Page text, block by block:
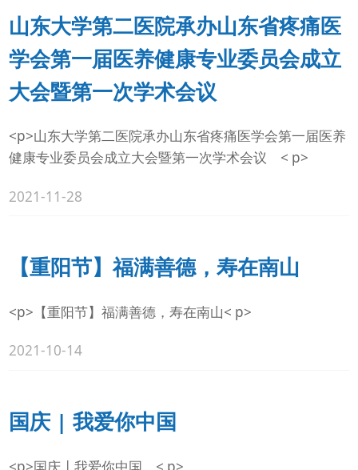
山东大学第二医院承办山东省疼痛医
学会第一届医养健康专业委员会成立
大会暨第一次学术会议
<p>山东大学第二医院承办山东省疼痛医学会第一届医养
健康专业委员会成立大会暨第一次学术会议 < p>
2021-11-28
【重阳节】福满善德，寿在南山
<p>【重阳节】福满善德，寿在南山< p>
2021-10-14
国庆 | 我爱你中国
<p>国庆 | 我爱你中国 < p>